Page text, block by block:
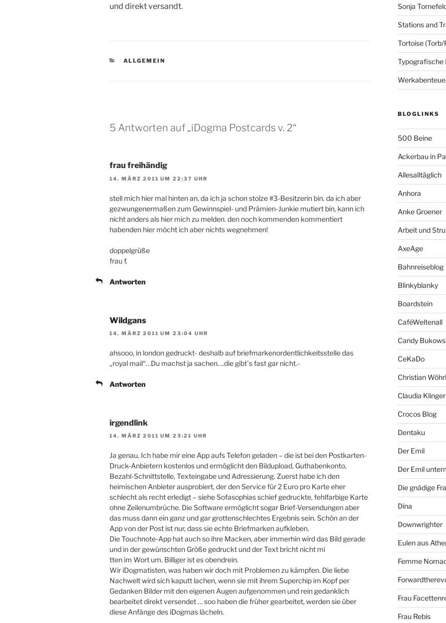
und direkt versandt.
KATEGORIEN
ALLGEMEIN
5 Antworten auf „iDogma Postcards v. 2“
frau freihändig
14. MÄRZ 2011 UM 22:37 UHR
stell mich hier mal hinten an, da ich ja schon stolze #3-Besitzerin bin. da ich aber
gezwungenermaßen zum Gewinnspiel- und Prämien-Junkie mutiert bin, kann ich
nicht anders als hier mich zu melden. den noch kommenden kommentiert
habenden hier möcht ich aber nichts wegnehmen!
doppelgrüße
frau f.
Antworten
Wildgans
14. MÄRZ 2011 UM 23:04 UHR
ahsooo, in london gedruckt- deshalb auf briefmarkenordentlichkeitsstelle das
„royal mail“…Du machst ja sachen….die gibt`s fast gar nicht.-
Antworten
irgendlink
14. MÄRZ 2011 UM 23:21 UHR
Ja genau. Ich habe mir eine App aufs Telefon geladen – die ist bei den Postkarten-
Druck-Anbietern kostenlos und ermöglicht den Bildupload, Guthabenkonto,
Bezahl-Schnittstelle, Texteingabe und Adressierung. Zuerst habe ich den
heimischen Anbieter ausprobiert, der den Service für 2 Euro pro Karte eher
schlecht als recht erledigt – siehe Sofasophias schief gedruckte, fehlfarbige Karte
ohne Zeilenumbrüche. Die Software ermöglicht sogar Brief-Versendungen aber
das muss dann ein ganz und gar grottenschlechtes Ergebnis sein. Schön an der
App von der Post ist nur, dass sie echte Briefmarken aufkleben.
Die Touchnote-App hat auch so ihre Macken, aber immerhin wird das Bild gerade
und in der gewünschten Größe gedruckt und der Text bricht nicht mi
tten im Wort um. Billiger ist es obendrein.
Wir iDogmatisten, was haben wir doch mit Problemen zu kämpfen. Die liebe
Nachwelt wird sich kaputt lachen, wenn sie mit ihrem Superchip im Kopf per
Gedanken Bilder mit den eigenen Augen aufgenommen und rein gedanklich
bearbeitet direkt versendet … soo haben die früher gearbeitet, werden sie über
diese Anfänge des iDogmas lächeln.
Sonja
Stations and
Tortoise (Torb/
Typografische
BLOGLINKS
500 Beine
Ackerbau in
Allesalltäglich
Anhora
Anke Groener
Arbeit und
AxeAge
Bahnreiseblog
Blinkyblanky
Boardstein
CaféWeltenall
Candy
CeKaDo
Christian Wöhrl
Claudia Klinger
Crocos Blog
Dentaku
Der Emil
Der Emil
Die gnädige
Dina
Downwrighter
Eulen aus
Femme
Frau
Frau Rebis